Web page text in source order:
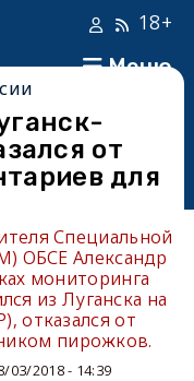
Меню
18+
от
для
Специальной
ОБСЕ Александр
мониторинга
из Луганска на
отказался от
пирожков.
03/2018 - 14:39